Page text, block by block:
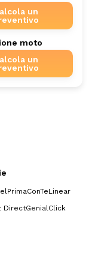
un
moto
un
PrimaConTeLinear
DirectGenialClick